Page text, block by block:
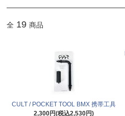
全 19 商品
CULT / POCKET TOOL BMX 携帯工具
2,300円(税込2,530円)